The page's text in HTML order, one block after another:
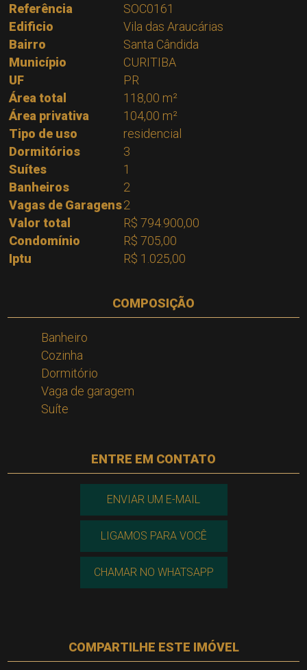
Referência
SOC0161
Edificio
Vila das Araucárias
Bairro
Santa Cândida
Município
CURITIBA
UF
PR
Área total
118,00 m²
Área privativa
104,00 m²
Tipo de uso
residencial
Dormitórios
3
Suítes
1
Banheiros
2
Vagas de Garagens2
Valor total
R$ 794.900,00
Condomínio
R$ 705,00
Iptu
R$ 1.025,00
COMPOSIÇÃO
Banheiro
Cozinha
Dormitório
Vaga de garagem
Suíte
ENTRE EM CONTATO
ENVIAR UM E-MAIL
LIGAMOS PARA VOCÊ
CHAMAR NO WHATSAPP
COMPARTILHE ESTE IMÓVEL